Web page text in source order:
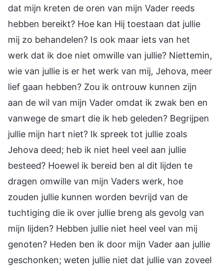
dat mijn kreten de oren van mijn Vader reeds
hebben bereikt? Hoe kan Hij toestaan dat jullie
mij zo behandelen? Is ook maar iets van het
werk dat ik doe niet omwille van jullie? Niettemin,
wie van jullie is er het werk van mij, Jehova, meer
lief gaan hebben? Zou ik ontrouw kunnen zijn
aan de wil van mijn Vader omdat ik zwak ben en
vanwege de smart die ik heb geleden? Begrijpen
jullie mijn hart niet? Ik spreek tot jullie zoals
Jehova deed; heb ik niet heel veel aan jullie
besteed? Hoewel ik bereid ben al dit lijden te
dragen omwille van mijn Vaders werk, hoe
zouden jullie kunnen worden bevrijd van de
tuchtiging die ik over jullie breng als gevolg van
mijn lijden? Hebben jullie niet heel veel van mij
genoten? Heden ben ik door mijn Vader aan jullie
geschonken; weten jullie niet dat jullie van zoveel